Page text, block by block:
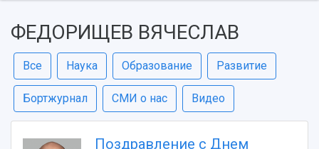
ФЕДОРИЩЕВ ВЯЧЕСЛАВ
Все Наука Образование Развитие
Бортжурнал СМИ о нас Видео
Поздравление с Днем